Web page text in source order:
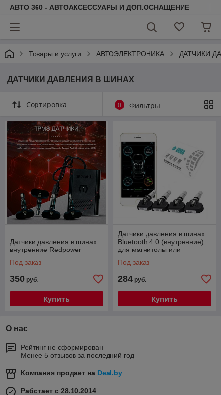
АВТО 360 - АВТОАКСЕССУАРЫ И ДОП.ОСНАЩЕНИЕ
Товары и услуги АВТОЭЛЕКТРОНИКА ДАТЧИКИ
ДАТЧИКИ ДАВЛЕНИЯ В ШИНАХ
Сортировка 0 Фильтры
Датчики давления в шинах
внутренние Redpower
Под заказ
350 руб.
Купить
Датчики давления в шинах
Bluetooth 4.0 (внутренние)
для магнитолы или
Под заказ
284 руб.
Купить
О нас
Рейтинг не сформирован
Менее 5 отзывов за последний год
Компания продает на Deal.by
Работает с 28.10.2014